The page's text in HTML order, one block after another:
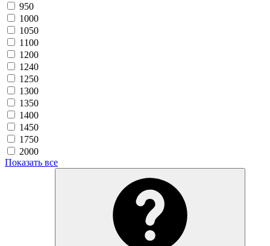
950
1000
1050
1100
1200
1240
1250
1300
1350
1400
1450
1750
2000
Показать все